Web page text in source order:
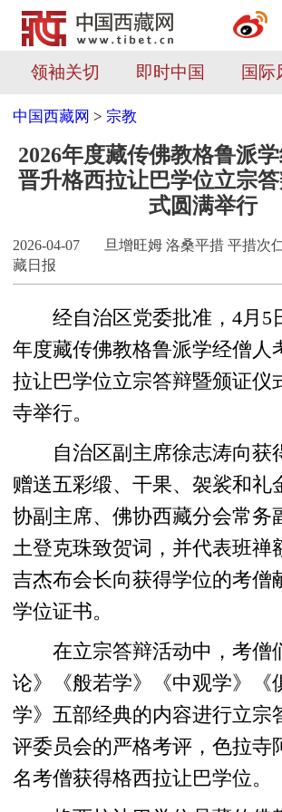
领袖关切 即时中国 国际
中国西藏网 >宗教
2026年度藏传佛教格鲁派
晋升格西拉让巴学位立宗
式圆满举行
2026-04-07 旦增旺姆 洛桑平措 平措次
藏日报
经自治区党委批准，4月5
年度藏传佛教格鲁派学经僧人
拉让巴学位立宗答辩暨颁证仪
寺举行。
自治区副主席徐志涛向获
赠送五彩缎、干果、袈裟和礼
协副主席、佛协西藏分会常务
土登克珠致贺词，并代表班禅
吉杰布会长向获得学位的考僧
学位证书。
在立宗答辩活动中，考僧
论》《般若学》《中观学》《
学》五部经典的内容进行立宗
评委员会的严格考评，色拉寺
名考僧获得格西拉让巴学位。